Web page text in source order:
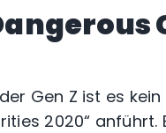
Gen Z ist es
2020“